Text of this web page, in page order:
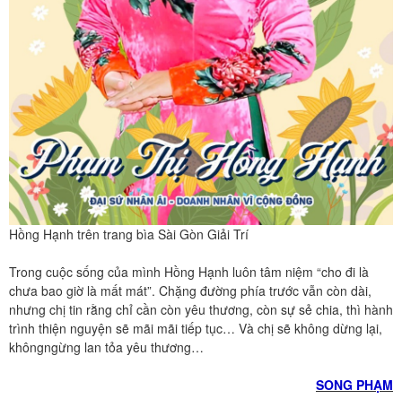
Hồng Hạnh trên trang bìa Sài Gòn Giải Trí
Trong cuộc sống của mình Hồng Hạnh luôn tâm niệm “cho đi là
chưa bao giờ là mất mát”. Chặng đường phía trước vẫn còn dài,
nhưng chị tin rằng chỉ cần còn yêu thương, còn sự sẻ chia, thì hành
trình thiện nguyện sẽ mãi mãi tiếp tục… Và chị sẽ không dừng lại,
khôngngừng lan tỏa yêu thương…
SONG PHẠM